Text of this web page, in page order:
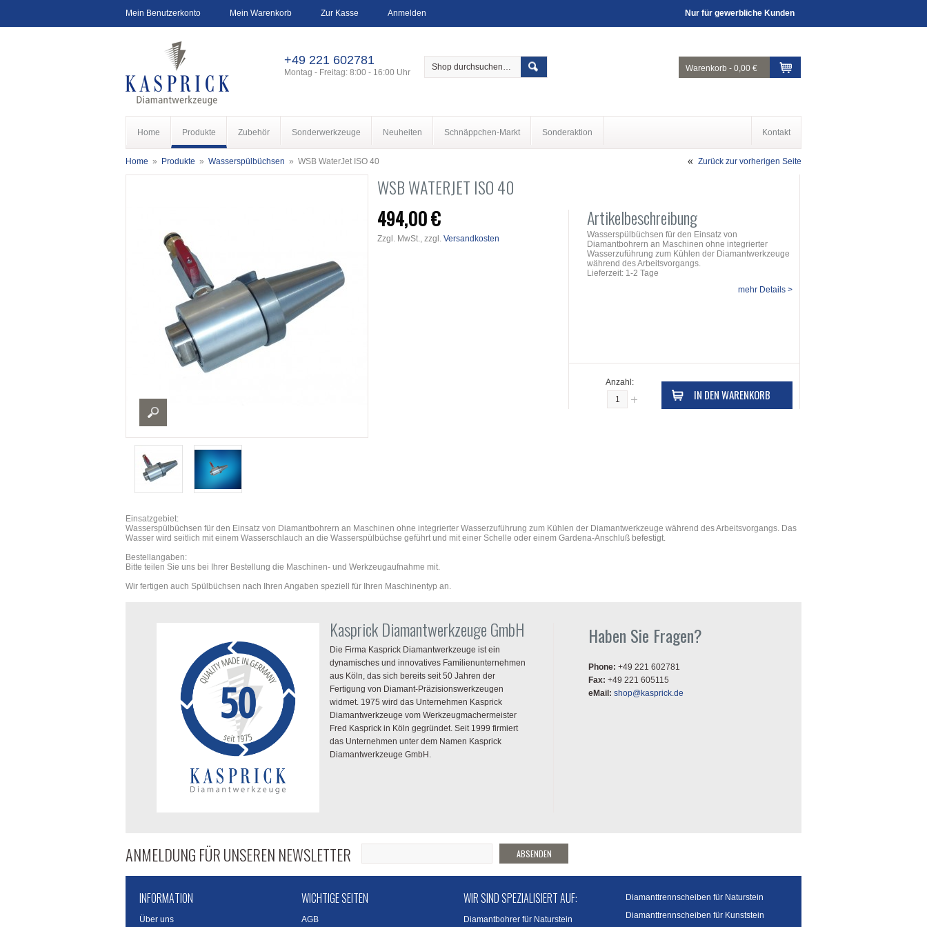
Mein Benutzerkonto Mein Warenkorb Zur Kasse Anmelden Nur für gewerbliche Kunden
+49 221 602781
Montag - Freitag: 8:00 - 16:00 Uhr Warenkorb - 0,00 €
Home Produkte Zubehör Sonderwerkzeuge Neuheiten Schnäppchen-Markt Sonderaktion Kontakt
Home » Produkte » Wasserspülbüchsen » WSB WaterJet ISO 40 Zurück zur vorherigen Seite
WSB WATERJET ISO 40
494,00 €
Zzgl. MwSt., zzgl. Versandkosten
Artikelbeschreibung
Wasserspülbüchsen für den Einsatz von
Diamantbohrern an Maschinen ohne integrierter
Wasserzuführung zum Kühlen der Diamantwerkzeuge
während des Arbeitsvorgangs.
Lieferzeit: 1-2 Tage
mehr Details >
Anzahl:
IN DEN WARENKORB
Einsatzgebiet:
Wasserspülbüchsen für den Einsatz von Diamantbohrern an Maschinen ohne integrierter Wasserzuführung zum Kühlen der Diamantwerkzeuge während des Arbeitsvorgangs. Das
Wasser wird seitlich mit einem Wasserschlauch an die Wasserspülbüchse geführt und mit einer Schelle oder einem Gardena-Anschluß befestigt.
Bestellangaben:
Bitte teilen Sie uns bei Ihrer Bestellung die Maschinen- und Werkzeugaufnahme mit.
Wir fertigen auch Spülbüchsen nach Ihren Angaben speziell für Ihren Maschinentyp an.
Kasprick Diamantwerkzeuge GmbH
Die Firma Kasprick Diamantwerkzeuge ist ein
dynamisches und innovatives Familienunternehmen
aus Köln, das sich bereits seit 50 Jahren der
Fertigung von Diamant-Präzisionswerkzeugen
widmet. 1975 wird das Unternehmen Kasprick
Diamantwerkzeuge vom Werkzeugmachermeister
Fred Kasprick in Köln gegründet. Seit 1999 firmiert
das Unternehmen unter dem Namen Kasprick
Diamantwerkzeuge GmbH.
Haben Sie Fragen?
Phone: +49 221 602781
Fax: +49 221 605115
eMail: shop@kasprick.de
ANMELDUNG FÜR UNSEREN NEWSLETTER ABSENDEN
INFORMATION
Über uns
WICHTIGE SEITEN
AGB
WIR SIND SPEZIALISIERT AUF:
Diamantbohrer für Naturstein
Diamanttrennscheiben für Naturstein
Diamanttrennscheiben für Kunststein